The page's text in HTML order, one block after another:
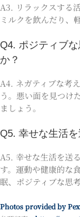
A3. リラックスする
ミルクを飲んだり、
Q4. ポジティブ
か？
A4. ネガティブな考
う。悪い面を見つけ
ましょう。
Q5. 幸せな生活
A5. 幸せな生活を送
す。運動や健康的な
眠、ポジティブな思
Photos provided by